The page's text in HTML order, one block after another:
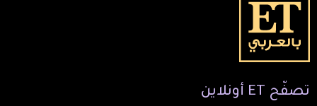
تصفّح ET أونلاين